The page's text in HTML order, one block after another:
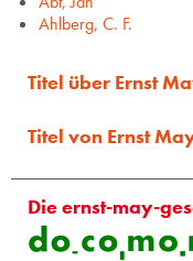
Ahlberg, C. F.
Titel über Ernst
Titel von Ernst
Die ernst-may-